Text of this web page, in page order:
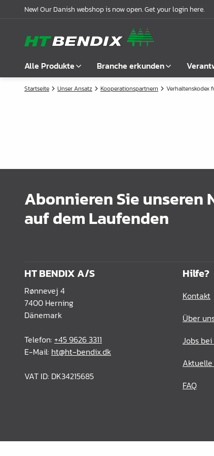
New! Our Danish webshop is now open. Get your login here.
Alle Produkte
Alle anzeigen
Boden- & Regalträger
Winkel- &
Auszüge &
Scharniere & Türbeschläge
Beine, Füsse &
Untergestelle
Rollen
Filz, Gleitnägel & Anschläge
Branche erkunden
Möbelindustrie
Über uns
Fallbeispiele
Aktuelle Meldungen
Startseite Unser Ansatz Kooperationspartnern Verhaltenskodex
Abonnieren Sie unseren
auf dem Laufenden
HT BENDIX A/S
Rønnevej 4
7400 Herning
Dänemark
Telefon: +45 9626 3311
E-Mail: ht@ht-bendix.dk
VAT ID: DK34215685
Hilfe?
Kontakt
Über
Jobs bei
FAQ